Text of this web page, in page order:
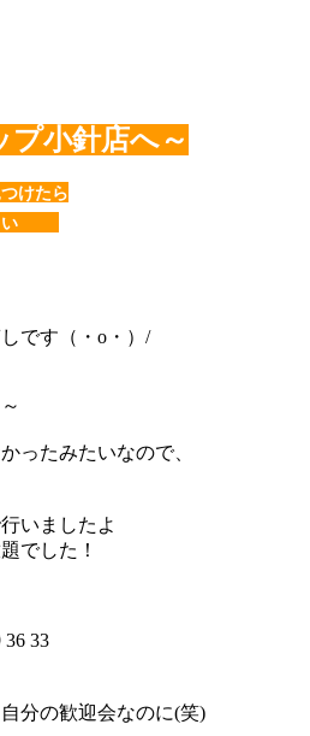
プ小針店へ～
けたら
です（・o・）/
ったみたいなので、
いましたよ
でした！
分の歓迎会なのに(笑)